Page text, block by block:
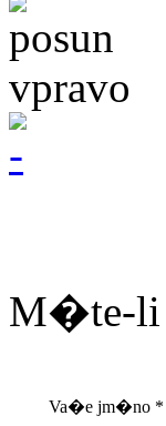
M�te-li
Va�e jm�no *